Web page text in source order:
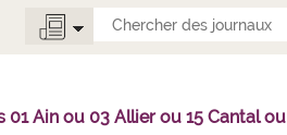
01 Ain ou 03 Allier ou 15 Cantal